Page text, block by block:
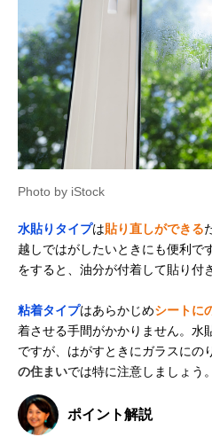
Photo by iStock
水貼りタイプは貼り直しができる
越しではがしたいときにも便利で
をすると、油分が付着して貼り付
粘着タイプはあらかじめシートに
着させる手間がかかりません。水
ですが、はがすときにガラスにの
の住まいでは特に注意しましょう。
ポイント解説